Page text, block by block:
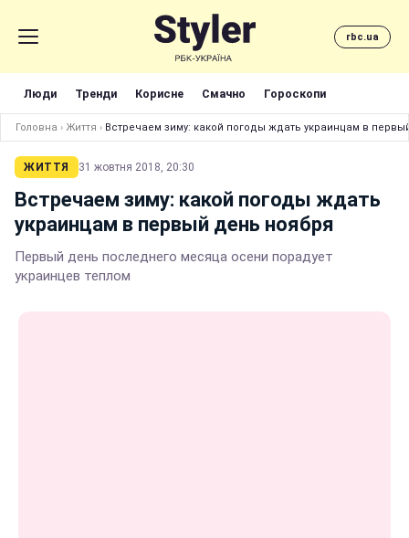
rbc.ua
Люди Тренди Корисне Смачно Гороскопи
Головна › Життя › Встречаем зиму: какой погоды ждать украинцам в
ЖИТТЯ 31 жовтня 2018, 20:30
Встречаем зиму: какой погоды ждать
украинцам в первый день ноября
Первый день последнего месяца осени порадует
украинцев теплом